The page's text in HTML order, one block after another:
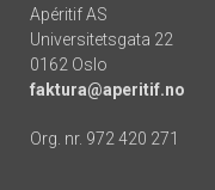
Apéritif AS
Universitetsgata 22
0162 Oslo
faktura@aperitif.no
Org. nr. 972 420 271